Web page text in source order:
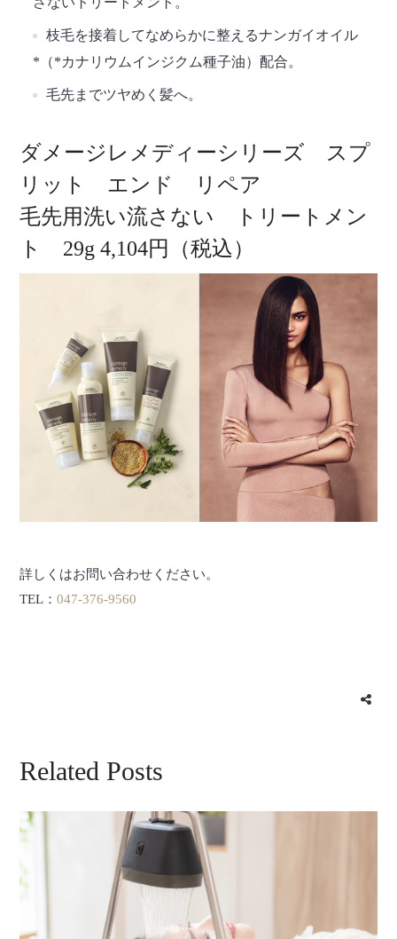
枝毛を接着してなめらかに整えるナンガイオイル
*（*カナリウムインジクム種子油）配合。
毛先までツヤめく髪へ。
ダメージレメディーシリーズ スプ
リット エンド リペア
毛先用洗い流さない トリートメン
ト 29g 4,104円（税込）
詳しくはお問い合わせください。
TEL：047-376-9560
Related Posts